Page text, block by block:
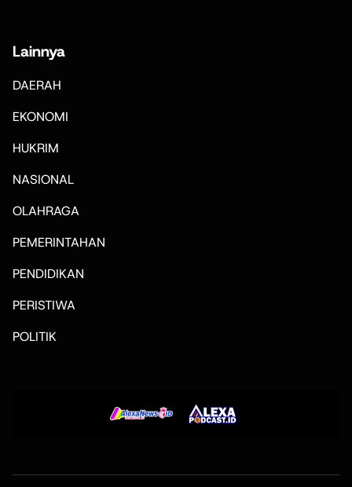
Lainnya
DAERAH
EKONOMI
HUKRIM
NASIONAL
OLAHRAGA
PEMERINTAHAN
PENDIDIKAN
PERISTIWA
POLITIK